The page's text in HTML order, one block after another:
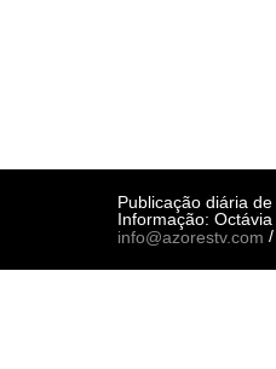
Publicação diária
Informação:
info@azorestv.com /